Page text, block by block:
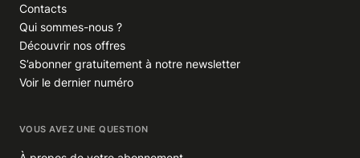
Contacts
Qui sommes-nous ?
Découvrir nos offres
S’abonner gratuitement à notre newsletter
Voir le dernier numéro
VOUS AVEZ UNE QUESTION